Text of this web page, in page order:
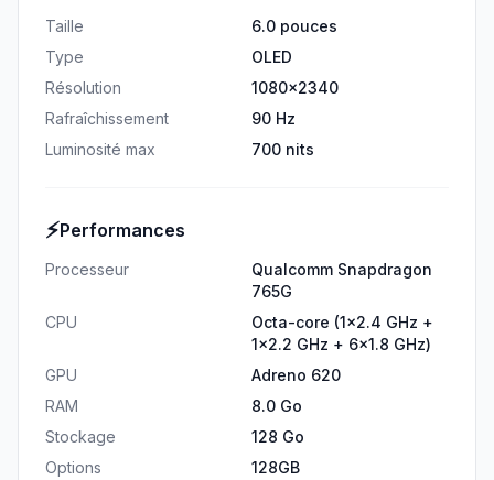
Taille
6.0 pouces
Type
OLED
Résolution
1080x2340
Rafraîchissement
90 Hz
Luminosité max
700 nits
⚡Performances
Processeur
Qualcomm Snapdragon
765G
CPU
Octa-core (1x2.4 GHz +
1x2.2 GHz + 6x1.8 GHz)
GPU
Adreno 620
RAM
8.0 Go
Stockage
128 Go
Options
128GB